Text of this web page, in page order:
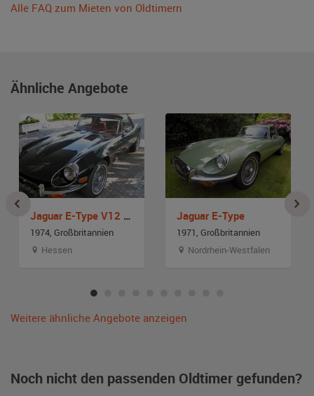
Alle FAQ zum Mieten von Oldtimern
Ähnliche Angebote
Jaguar E-Type V12 Roadster Serie II
1974, Großbritannien
Hessen
Jaguar E-Type
1971, Großbritannien
Nordrhein-Westfalen
Weitere ähnliche Angebote anzeigen
Noch nicht den passenden Oldtimer gefunden?